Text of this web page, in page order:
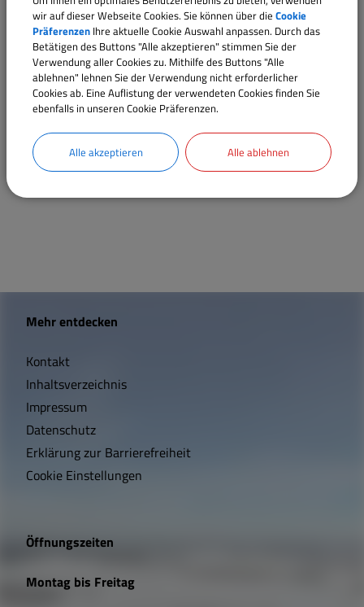
W
c
h
t
i
e
L
Mehr entdecken
Kontakt
Inhaltsverzeichnis
Impressum
Datenschutz
Erklärung zur Barrierefreiheit
Cookie Einstellungen
Öffnungszeiten
Montag bis Freitag
wir auf dieser Webseite Cookies. Sie können über die Cookie
Präferenzen Ihre aktuelle Cookie Auswahl anpassen. Durch das
Betätigen des Buttons "Alle akzeptieren" stimmen Sie der
Verwendung aller Cookies zu. Mithilfe des Buttons "Alle
ablehnen" lehnen Sie der Verwendung nicht erforderlicher
Cookies ab. Eine Auflistung der verwendeten Cookies finden Sie
ebenfalls in unseren Cookie Präferenzen.
Alle akzeptieren Alle ablehnen